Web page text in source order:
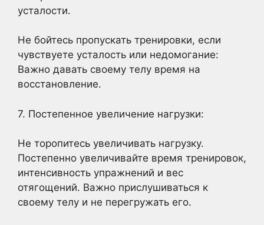
усталости.
Не бойтесь пропускать тренировки, если
чувствуете усталость или недомогание:
Важно давать своему телу время на
восстановление.
7. Постепенное увеличение нагрузки:
Не торопитесь увеличивать нагрузку.
Постепенно увеличивайте время тренировок,
интенсивность упражнений и вес
отягощений. Важно прислушиваться к
своему телу и не перегружать его.